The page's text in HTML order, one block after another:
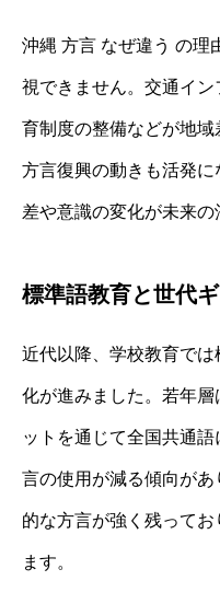
沖縄 方言 なぜ違う の理
視できません。交通イ
育制度の整備などが地域
方言復興の動きも活発
差や意識の変化が未来の
標準語教育と世代
近代以降、学校教育で
化が進みました。若年
ットを通じて全国共通
言の使用が減る傾向が
的な方言が強く残って
ます。